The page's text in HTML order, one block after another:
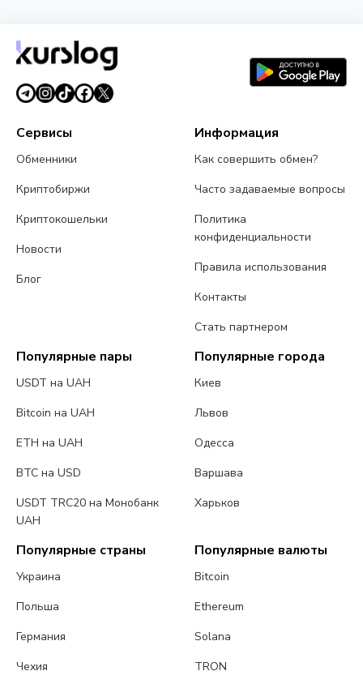
Сервисы
Обменники
Криптобиржи
Криптокошельки
Новости
Блог
Информация
Как совершить обмен?
Часто задаваемые вопросы
Политика
конфиденциальности
Правила использования
Контакты
Стать партнером
Популярные пары
USDT на UAH
Bitcoin на UAH
ETH на UAH
BTC на USD
USDT TRC20 на Монобанк
UAH
Популярные города
Киев
Львов
Одесса
Варшава
Харьков
Популярные страны
Украина
Польша
Германия
Чехия
Популярные валюты
Bitcoin
Ethereum
Solana
TRON